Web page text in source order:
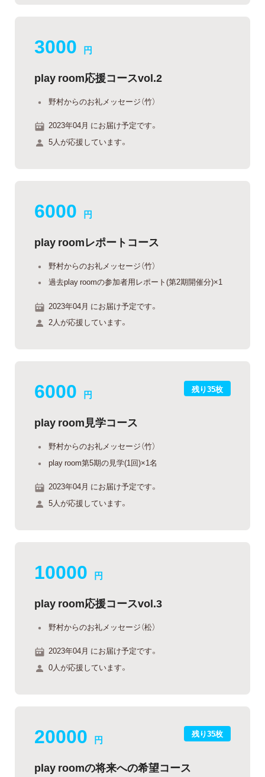
3000 円
play room応援コースvol.2
野村からのお礼メッセージ（竹）
2023年04月 にお届け予定です。
5人が応援しています。
6000 円
play roomレポートコース
野村からのお礼メッセージ（竹）
過去play roomの参加者用レポート(第2期開催分)×1
2023年04月 にお届け予定です。
2人が応援しています。
残り35枚
6000 円
play room見学コース
野村からのお礼メッセージ（竹）
play room第5期の見学(1回)×1名
2023年04月 にお届け予定です。
5人が応援しています。
10000 円
play room応援コースvol.3
野村からのお礼メッセージ（松）
2023年04月 にお届け予定です。
0人が応援しています。
残り35枚
20000 円
play roomの将来への希望コース